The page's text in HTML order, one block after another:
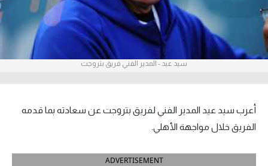
أمريكا 2026
الدوري الإنجليزي الممتاز
الدوري الإسباني
سيد عيد - المدير الفني فريق بتروجت
أعرب سيد عيد المدير الفني لفريق بتروجت عن سعادته بما قدمه
الفريق خلال مواجهة الأهلي.
ADVERTISEMENT